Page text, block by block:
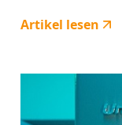
Artikel lesen